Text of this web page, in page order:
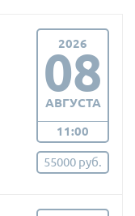
2026
08
АВГУСТА
11:00
55000 руб.